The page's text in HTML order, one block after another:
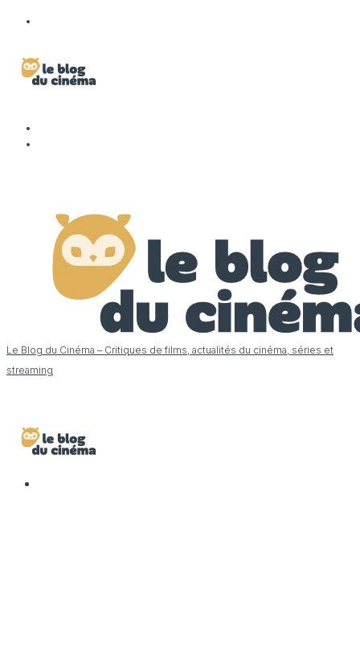
Le Blog du Cinéma – Critiques de films, actualités du cinéma, séries et
streaming